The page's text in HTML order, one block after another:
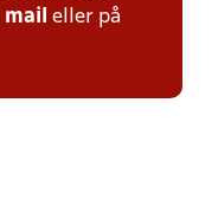
mail eller på